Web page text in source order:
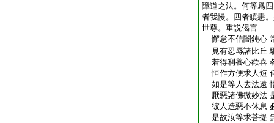
障道之法。何等爲
者我慢。四者瞋恚
世尊。重説偈言
懈怠不信闇鈍心
見有忍辱諸比丘
若得利養心歡喜
恒作方便求人短
如是等人去法遠
厭惡諸佛微妙法
彼人造惡不休息
是故汝等求菩提